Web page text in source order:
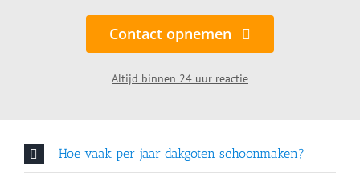
Contact opnemen
Altijd binnen 24 uur reactie
Hoe vaak per jaar dakgoten schoonmaken?